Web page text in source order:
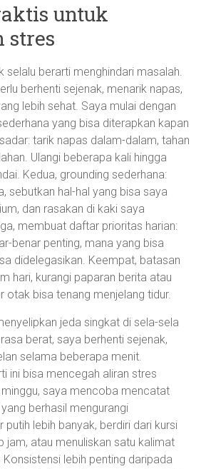
untuk
stres
selalu berarti menghindari masalah.
berhenti sejenak, menarik napas,
lebih sehat. Saya mulai dengan
yang bisa diterapkan kapan
tarik napas dalam-dalam, tahan
Ulangi beberapa kali hingga
Kedua, grounding sederhana:
sebutkan hal-hal yang bisa saya
dan rasakan di kaki saya
membuat daftar prioritas harian:
benar penting, mana yang bisa
didelegasikan. Keempat, batasan
hari, kurangi paparan berita atau
otak bisa tenang menjelang tidur.
jeda singkat di sela-sela
berat, saya berhenti sejenak,
selama beberapa menit.
ini bisa mencegah aliran stres
saya mencoba mencatat
berhasil mengurangi
putih lebih banyak, berdiri dari kursi
jam, atau menuliskan satu kalimat
lebih penting daripada